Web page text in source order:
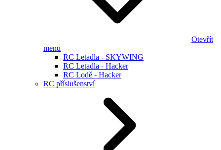
Otevřít
menu
RC Letadla - SKYWING
RC Letadla - Hacker
RC Lodě - Hacker
RC příslušenství